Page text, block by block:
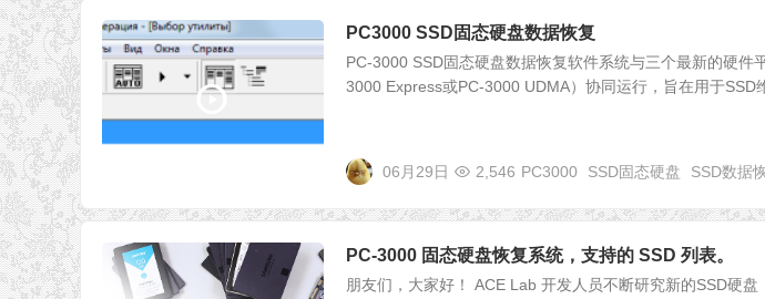
PC3000 SSD固态硬盘数据恢复
PC-3000 SSD固态硬盘数据恢复软件系统与三个最新的硬件
3000 Express或PC-3000 UDMA）协同运行，旨在用于SSD
06月29日 2,546 PC3000 SSD固态硬盘 SSD数据
PC-3000 固态硬盘恢复系统，支持的 SSD 列表。
朋友们，大家好！ ACE Lab 开发人员不断研究新的SSD硬